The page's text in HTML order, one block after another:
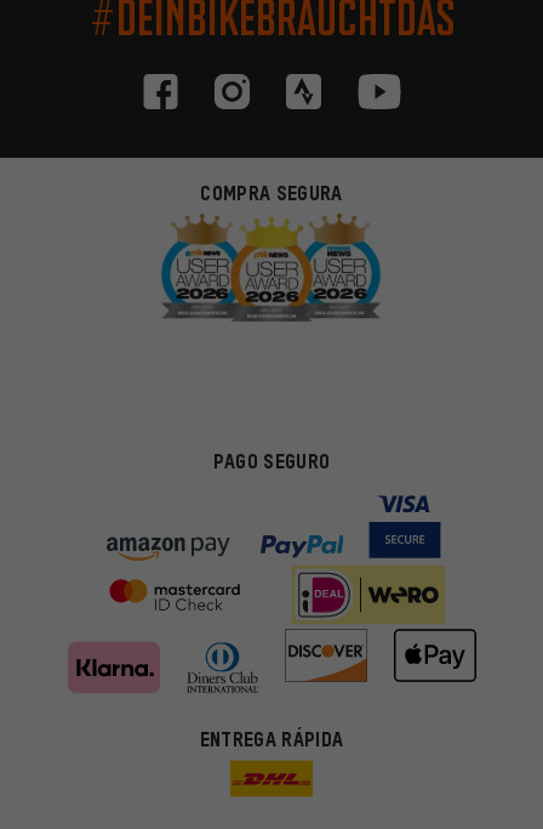
#DEINBIKEBRAUCHTDAS
COMPRA SEGURA
PAGO SEGURO
ENTREGA RÁPIDA